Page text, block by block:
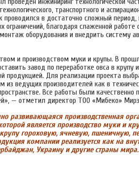
транспортного и
в достаточно сложный период,
ограничений, благодаря слаженной работе
оборудования и внедрить систему
и производством муки и крупы. В
завод по переработке овса в крупу
продукцией. Для реализации проекта
из ведущих производителей как в
Все работы были качественно
— отметил директор ТОО «Мибеко»
развивающаяся производственная
является производство муки и
гороховую, ячневую, пшеничную,
компании реализуется как на
Украину и другие страны мира.